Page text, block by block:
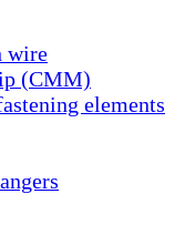
wire
(CMM)
elements